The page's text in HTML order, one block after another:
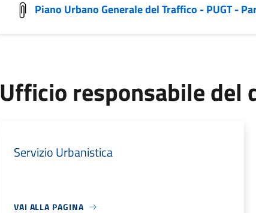
Piano Urbano Generale del Traffico - PUGT -
Ufficio responsabile del
Servizio Urbanistica
VAI ALLA PAGINA